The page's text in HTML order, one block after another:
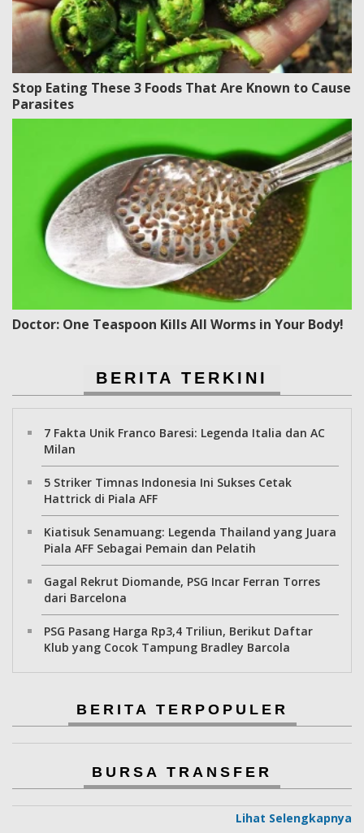
Stop Eating These 3 Foods That Are Known to Cause
Parasites
Doctor: One Teaspoon Kills All Worms in Your Body!
BERITA TERKINI
7 Fakta Unik Franco Baresi: Legenda Italia dan AC
Milan
5 Striker Timnas Indonesia Ini Sukses Cetak
Hattrick di Piala AFF
Kiatisuk Senamuang: Legenda Thailand yang Juara
Piala AFF Sebagai Pemain dan Pelatih
Gagal Rekrut Diomande, PSG Incar Ferran Torres
dari Barcelona
PSG Pasang Harga Rp3,4 Triliun, Berikut Daftar
Klub yang Cocok Tampung Bradley Barcola
BERITA TERPOPULER
BURSA TRANSFER
Lihat Selengkapnya